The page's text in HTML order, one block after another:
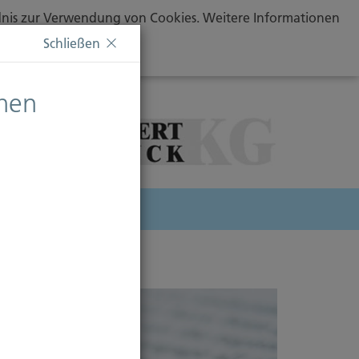
zur Verwendung von Cookies. Weitere Informationen
Schließen